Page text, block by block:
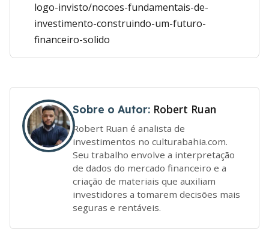
logo-invisto/nocoes-fundamentais-de-
investimento-construindo-um-futuro-
financeiro-solido
Sobre o Autor: Robert Ruan
Robert Ruan é analista de
investimentos no culturabahia.com.
Seu trabalho envolve a interpretação
de dados do mercado financeiro e a
criação de materiais que auxiliam
investidores a tomarem decisões mais
seguras e rentáveis.